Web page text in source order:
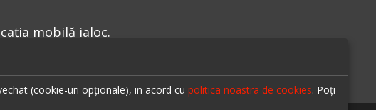
mobilă ialoc.
(cookie-uri opționale), in acord cu politica noastra de cookies. Poți